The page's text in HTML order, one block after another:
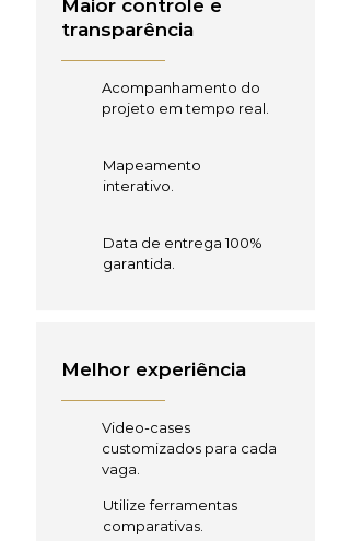
Maior controle e
transparência
Acompanhamento do
projeto em tempo real.
Mapeamento
interativo.
Data de entrega 100%
garantida.
Melhor experiência
Video-cases
customizados para cada
vaga.
Utilize ferramentas
comparativas.